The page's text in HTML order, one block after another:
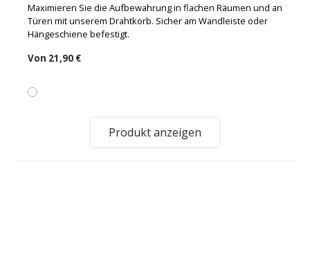
Maximieren Sie die Aufbewahrung in flachen Räumen und an
Türen mit unserem Drahtkorb. Sicher am Wandleiste oder
Hängeschiene befestigt.
Von 21,90 €
Produkt anzeigen